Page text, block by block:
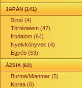
JAPÁN (141)
Sintó (4)
Történelem (47)
Irodalom (64)
Nyelvkönyvek (4)
Egyéb (53)
ÁZSIA (62)
Burma/Mianmar (5)
Korea (6)